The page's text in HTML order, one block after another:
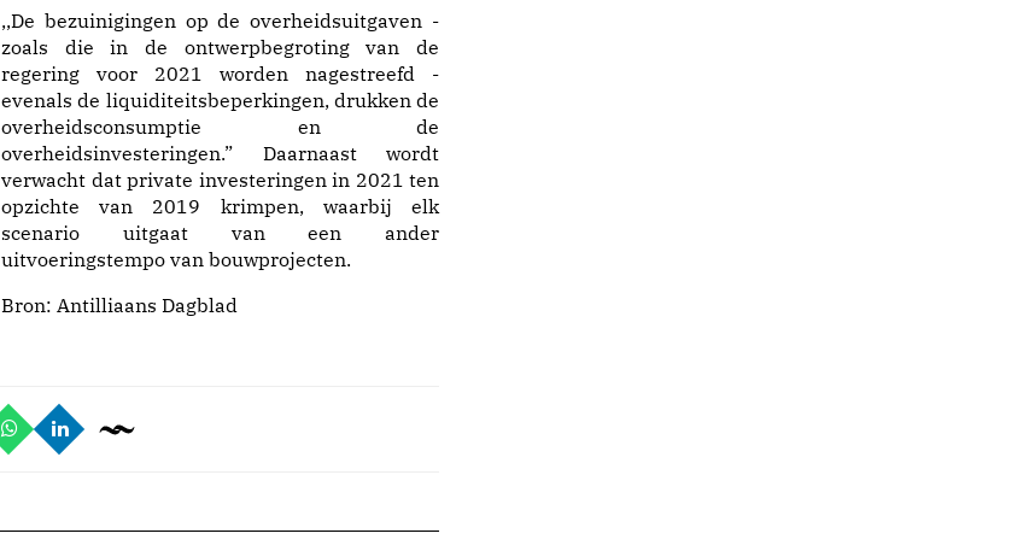
,,De bezuinigingen op de overheidsuitgaven -
zoals die in de ontwerpbegroting van de
regering voor 2021 worden nagestreefd -
evenals de liquiditeitsbeperkingen, drukken de
overheidsconsumptie en de
overheidsinvesteringen.” Daarnaast wordt
verwacht dat private investeringen in 2021 ten
opzichte van 2019 krimpen, waarbij elk
scenario uitgaat van een ander
uitvoeringstempo van bouwprojecten.
Bron: Antilliaans Dagblad